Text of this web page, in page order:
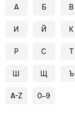
А Б В
И Й К
Р С Т
Ш Щ Ъ
A-Z 0–9